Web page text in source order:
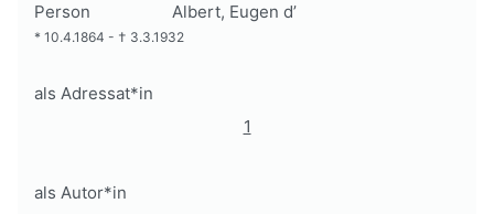
Person Albert, Eugen d’
* 10.4.1864 - † 3.3.1932
als Adressat*in
1
als Autor*in